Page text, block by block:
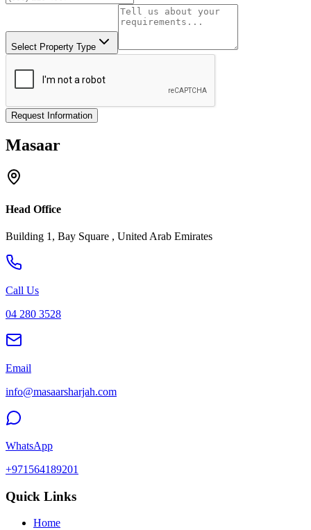
Select Property Type
Request Information
Masaar
Head Office
Building 1, Bay Square , United Arab Emirates
Call Us
04 280 3528
Email
info@masaarsharjah.com
WhatsApp
+971564189201
Quick Links
Home